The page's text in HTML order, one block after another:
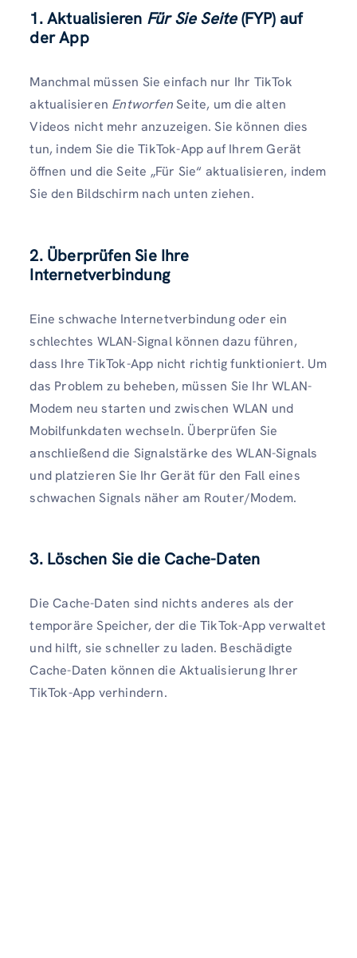
1. Aktualisieren Für Sie Seite(FYP) auf
der App
Manchmal müssen Sie einfach nur Ihr TikTok
aktualisieren EntworfenSeite, um die alten
Videos nicht mehr anzuzeigen. Sie können dies
tun, indem Sie die TikTok-App auf Ihrem Gerät
öffnen und die Seite „Für Sie“ aktualisieren, indem
Sie den Bildschirm nach unten ziehen.
2. Überprüfen Sie Ihre
Internetverbindung
Eine schwache Internetverbindung oder ein
schlechtes WLAN-Signal können dazu führen,
dass Ihre TikTok-App nicht richtig funktioniert. Um
das Problem zu beheben, müssen Sie Ihr WLAN-
Modem neu starten und zwischen WLAN und
Mobilfunkdaten wechseln. Überprüfen Sie
anschließend die Signalstärke des WLAN-Signals
und platzieren Sie Ihr Gerät für den Fall eines
schwachen Signals näher am Router/Modem.
3. Löschen Sie die Cache-Daten
Die Cache-Daten sind nichts anderes als der
temporäre Speicher, der die TikTok-App verwaltet
und hilft, sie schneller zu laden. Beschädigte
Cache-Daten können die Aktualisierung Ihrer
TikTok-App verhindern.